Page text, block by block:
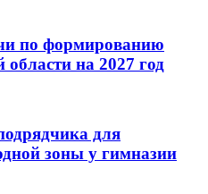
по формированию
на 2027 год
для
зоны у гимназии